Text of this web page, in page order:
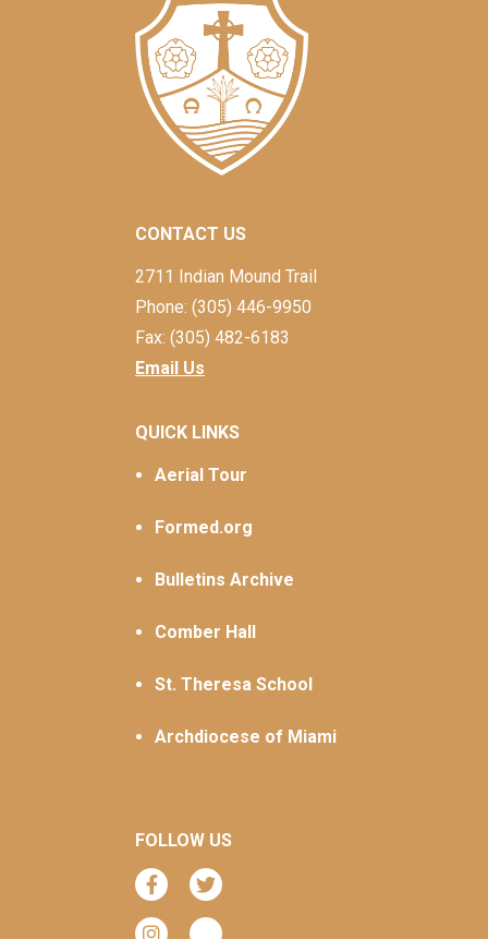
CONTACT US
2711 Indian Mound Trail
Phone: (305) 446-9950
Fax: (305) 482-6183
Email Us
QUICK LINKS
Aerial Tour
Formed.org
Bulletins Archive
Comber Hall
St. Theresa School
Archdiocese of Miami
FOLLOW US